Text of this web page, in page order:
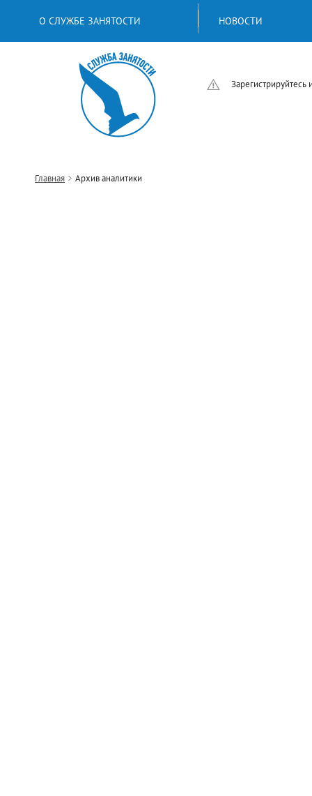
О СЛУЖБЕ ЗАНЯТОСТИ НОВОСТИ
Главная Архив аналитики